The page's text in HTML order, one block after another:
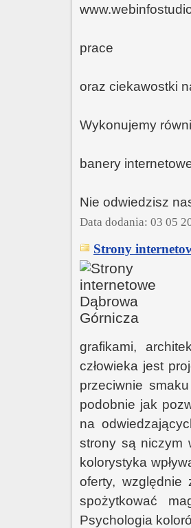
prace
oraz ciekawostki
Wykonujemy
banery
Nie odwiedzisz
Data dodania: 03 05
Strony
grafikami,
człowieka jest
przeciwnie
podobnie jak
na
strony są niczym
kolorystyka
oferty, względnie
spożytkować
Psychologia